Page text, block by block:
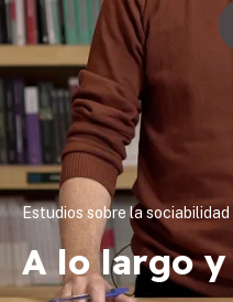
Estudios sobre la
A lo largo